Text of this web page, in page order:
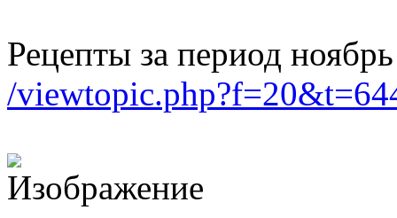
Рецепты за период
/